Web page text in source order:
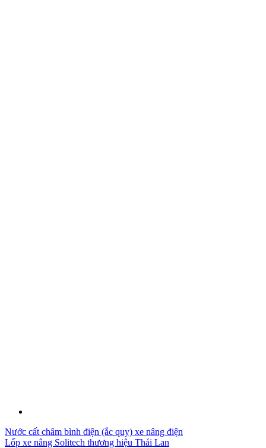
Nước cất châm bình điện (ắc quy) xe nâng điện
Lốp xe nâng Solitech thương hiệu Thái Lan